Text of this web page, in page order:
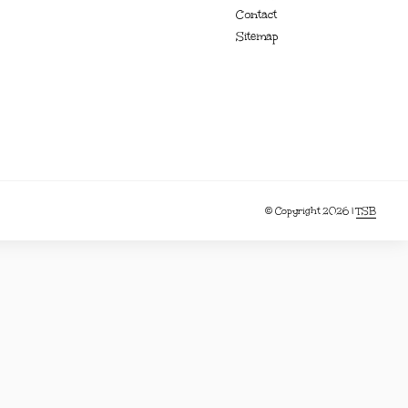
Contact
Sitemap
© Copyright 2026 |TSB